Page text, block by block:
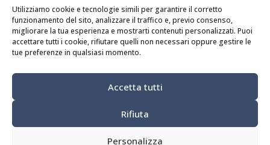
Utilizziamo cookie e tecnologie simili per garantire il corretto
funzionamento del sito, analizzare il traffico e, previo consenso,
migliorare la tua esperienza e mostrarti contenuti personalizzati. Puoi
accettare tutti i cookie, rifiutare quelli non necessari oppure gestire le
tue preferenze in qualsiasi momento.
Accetta tutti
Rifiuta
Personalizza
Ambra s.r.l. - P.IVA 11601460014 - PEC
ristorantesolferino@legalmail.it
Privacy Policy-Cookie Policy-Termini e
condizioni
Modifica preferenze dei cookie